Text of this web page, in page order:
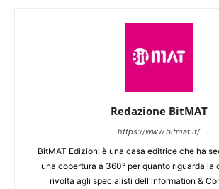
Redazione BitMAT
https://www.bitmat.it/
BitMAT Edizioni è una casa editrice che ha
una copertura a 360° per quanto riguarda la
rivolta agli specialisti dell'lnformation &